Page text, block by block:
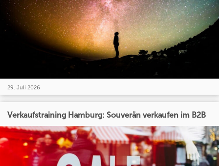
29. Juli 2026
Verkaufstraining Hamburg: Souverän verkaufen im B2B